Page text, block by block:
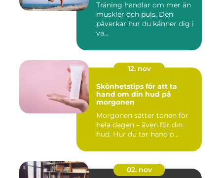
Träning handlar om mer än
muskler och puls. Den
påverkar hur du känner dig i
va...
12. nov
Skönhetstips för att ta
hand om din hud på
morgonen
Morgonen sätter tonen för
hela dagen – även för din
hud. Hur du tar hand o...
02. nov